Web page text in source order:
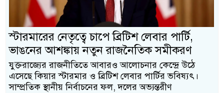
স্টারমারের নেতৃত্বে চাপে ব্রিটিশ লেবার পার্টি,
ভাঙনের আশঙ্কায় নতুন রাজনৈতিক সমীকরণ
যুক্তরাজ্যের রাজনীতিতে আবারও আলোচনার কেন্দ্রে উঠে
এসেছে কিয়ার স্টারমার ও ব্রিটিশ লেবার পার্টির ভবিষ্যৎ।
সাম্প্রতিক স্থানীয় নির্বাচনের ফল, দলের অভ্যন্তরীণ